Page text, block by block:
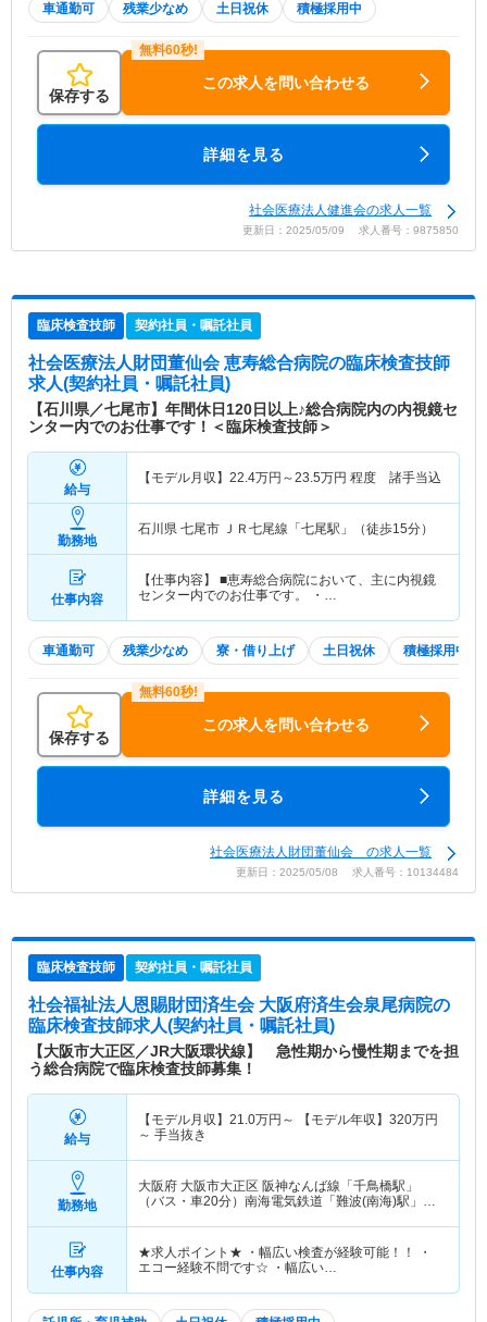
車通勤可 残業少なめ 土日祝休 積極採用中
保存する
この求人を問い合わせる
詳細を見る
社会医療法人健進会の求人一覧
更新日：2025/05/09 求人番号：9875850
臨床検査技師 契約社員・嘱託社員
社会医療法人財団董仙会 恵寿総合病院の臨床検査技師
求人(契約社員・嘱託社員)
【石川県／七尾市】年間休日120日以上♪総合病院内の内視鏡セ
ンター内でのお仕事です！＜臨床検査技師＞
給与
【モデル月収】 22.4万円～23.5万円 程度 諸手当込
勤務地
石川県 七尾市 ＪＲ七尾線「七尾駅」（徒歩15分）
仕事内容
【仕事内容】 ■恵寿総合病院において、主に内視鏡
センター内でのお仕事です。 ・…
車通勤可 残業少なめ 寮・借り上げ 土日祝休 積極採用中
保存する
この求人を問い合わせる
詳細を見る
社会医療法人財団董仙会 の求人一覧
更新日：2025/05/08 求人番号：10134484
臨床検査技師 契約社員・嘱託社員
社会福祉法人恩賜財団済生会 大阪府済生会泉尾病院の
臨床検査技師求人(契約社員・嘱託社員)
【大阪市大正区／JR大阪環状線】 急性期から慢性期までを担
う総合病院で臨床検査技師募集！
給与
【モデル月収】 21.0万円～ 【モデル年収】 320万円
～ 手当抜き
勤務地
大阪府 大阪市大正区 阪神なんば線「千鳥橋駅」
（バス・車20分）南海電気鉄道「難波(南海)駅」
仕事内容
★求人ポイント★ ・幅広い検査が経験可能！！ ・
エコー経験不問です☆ ・幅広い…